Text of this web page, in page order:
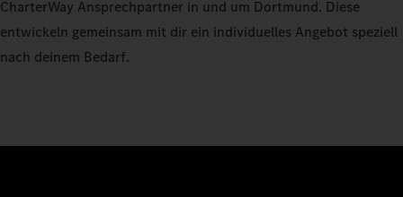
CharterWay Ansprechpartner in und um Dortmund. Diese
entwickeln gemeinsam mit dir ein individuelles Angebot speziell
nach deinem Bedarf.